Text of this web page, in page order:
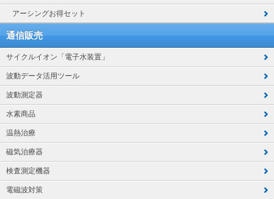
アーシングお得セット
通信販売
サイクルイオン「電子水装置」
波動データ活用ツール
波動測定器
水素商品
温熱治療
磁気治療器
検査測定機器
電磁波対策